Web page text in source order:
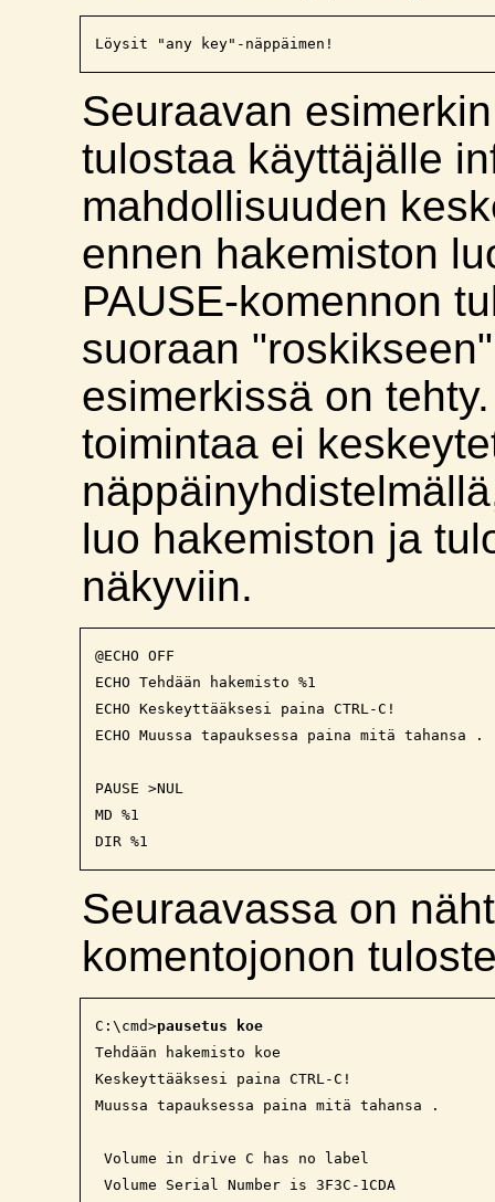
Löysit "any key"-näppäimen!
Seuraavan
tulostaa käyttäjälle
mahdollisuuden
ennen hakemiston
PAUSE-komennon
suoraan
esimerkissä on
toimintaa ei
luo hakemiston ja
näkyviin.
@ECHO OFF
ECHO Tehdään hakemisto %1
ECHO Keskeyttääksesi paina CTRL-C!
ECHO Muussa tapauksessa paina mitä tahansa .
PAUSE >NUL
MD %1
Seuraavassa on
komentojonon
C:\cmd>pausetus koe
Tehdään hakemisto koe
Keskeyttääksesi paina CTRL-C!
Muussa tapauksessa paina mitä tahansa .
Volume in drive C has no label
Volume Serial Number is 3F3C-1CDA